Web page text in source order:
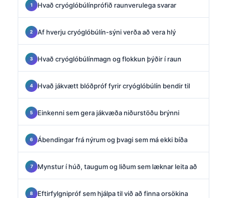
Hvað cryóglóbúlínprófið raunverulega svarar
Af hverju cryóglóbúlín-sýni verða að vera hlý
Hvað cryóglóbúlínmagn og flokkun þýðir í raun
Hvað jákvætt blóðpróf fyrir cryóglóbúlín bendir til
Einkenni sem gera jákvæða niðurstöðu brýnni
Ábendingar frá nýrum og þvagi sem má ekki bíða
Mynstur í húð, taugum og liðum sem læknar leita að
Eftirfylgnipróf sem hjálpa til við að finna orsökina